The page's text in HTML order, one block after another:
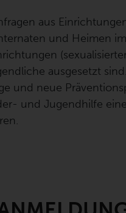
aus
und Heimen
ausgesetzt
und neue
und Jugendhilfe